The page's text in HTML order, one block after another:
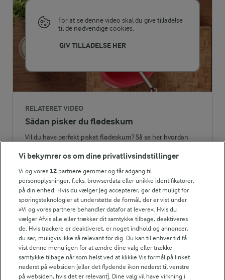
Energifordeling
ENERGI PR 100 G
Fiber:
0,3 g
Fedt:
8,2 g
For at se denne video skal du give tilladelse
til de nødvendige cookies.
GIV TILLADELSE HER
RELATERET VIDEO
Sådan pisker du flødeskum
Vil du have perfekt pisket flødeskum? Så se her hvordan
flødeskum.
JULEMADENS HISTORIE
Læs mere om historien bag
julemaden i Danmark 🎄
Vi bekymrer os om dine privatlivsindstillinger
Vi og vores 12 partnere gemmer og får adgang til
personoplysninger, f.eks. browserdata eller unikke identifikatorer,
på din enhed. Hvis du vælger Jeg accepterer, gør det muligt for
sporingsteknologier at understøtte de formål, der er vist under
»Vi og vores partnere behandler datafor at levere«. Hvis du
vælger Afvis alle eller trækker dit samtykke tilbage, deaktiveres
de. Hvis trackere er deaktiveret, er noget indhold og annoncer,
du ser, muligvis ikke så relevant for dig. Du kan til enhver tid få
vist denne menu igen for at ændre dine valg eller trække
samtykke tilbage når som helst ved at klikke Vis formål på linket
nederst på websiden [eller det flydende ikon nederst til venstre
på websiden, hvis det er relevant]. Dine valg vil have virkning i